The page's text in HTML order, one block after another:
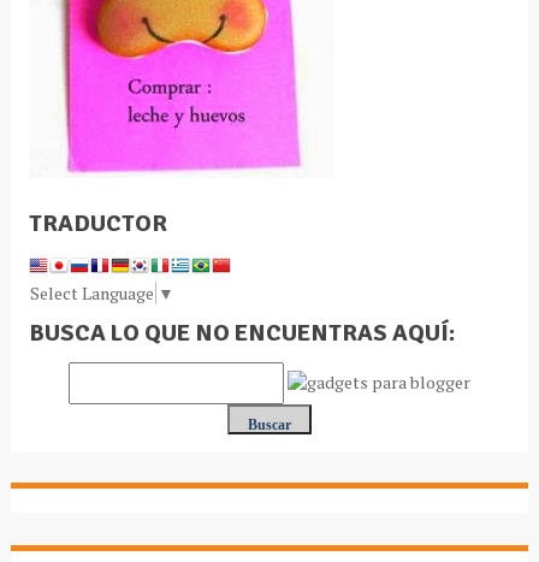
TRADUCTOR
Select Language ▼
BUSCA LO QUE NO ENCUENTRAS AQUÍ: